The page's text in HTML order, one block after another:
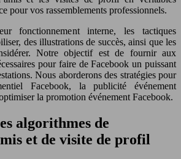
pour vos rassemblements professionnels.
fonctionnement interne, les tactiques
des illustrations de succès, ainsi que les
Notre objectif est de fournir aux
pour faire de Facebook un puissant
Nous aborderons des stratégies pour
Facebook, la publicité événement
la promotion événement Facebook.
algorithmes de
et de visite de profil